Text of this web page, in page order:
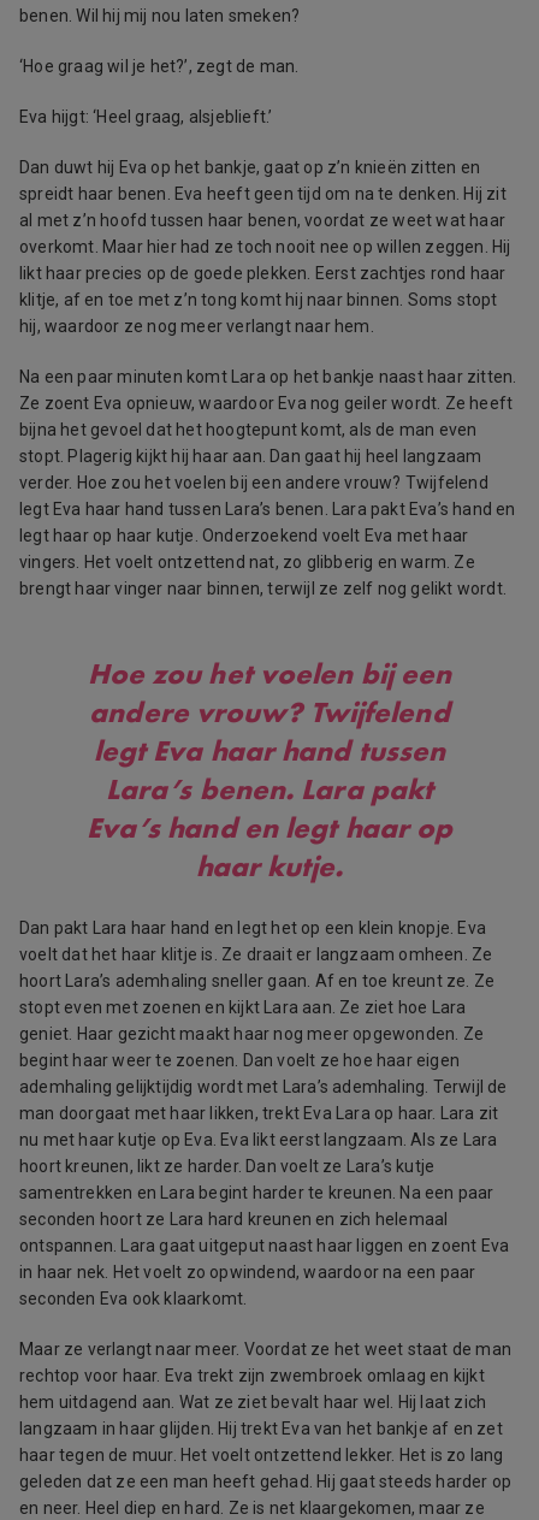
benen. Wil hij mij nou laten smeken?
‘Hoe graag wil je het?’, zegt de man.
Eva hijgt: ‘Heel graag, alsjeblieft.’
Dan duwt hij Eva op het bankje, gaat op z’n knieën zitten en
spreidt haar benen. Eva heeft geen tijd om na te denken. Hij zit
al met z’n hoofd tussen haar benen, voordat ze weet wat haar
overkomt. Maar hier had ze toch nooit nee op willen zeggen. Hij
likt haar precies op de goede plekken. Eerst zachtjes rond haar
klitje, af en toe met z’n tong komt hij naar binnen. Soms stopt
hij, waardoor ze nog meer verlangt naar hem.
Na een paar minuten komt Lara op het bankje naast haar zitten.
Ze zoent Eva opnieuw, waardoor Eva nog geiler wordt. Ze heeft
bijna het gevoel dat het hoogtepunt komt, als de man even
stopt. Plagerig kijkt hij haar aan. Dan gaat hij heel langzaam
verder. Hoe zou het voelen bij een andere vrouw? Twijfelend
legt Eva haar hand tussen Lara’s benen. Lara pakt Eva’s hand en
legt haar op haar kutje. Onderzoekend voelt Eva met haar
vingers. Het voelt ontzettend nat, zo glibberig en warm. Ze
brengt haar vinger naar binnen, terwijl ze zelf nog gelikt wordt.
Hoe zou het voelen bij een
andere vrouw? Twijfelend
legt Eva haar hand tussen
Lara’s benen. Lara pakt
Eva’s hand en legt haar op
haar kutje.
Dan pakt Lara haar hand en legt het op een klein knopje. Eva
voelt dat het haar klitje is. Ze draait er langzaam omheen. Ze
hoort Lara’s ademhaling sneller gaan. Af en toe kreunt ze. Ze
stopt even met zoenen en kijkt Lara aan. Ze ziet hoe Lara
geniet. Haar gezicht maakt haar nog meer opgewonden. Ze
begint haar weer te zoenen. Dan voelt ze hoe haar eigen
ademhaling gelijktijdig wordt met Lara’s ademhaling. Terwijl de
man doorgaat met haar likken, trekt Eva Lara op haar. Lara zit
nu met haar kutje op Eva. Eva likt eerst langzaam. Als ze Lara
hoort kreunen, likt ze harder. Dan voelt ze Lara’s kutje
samentrekken en Lara begint harder te kreunen. Na een paar
seconden hoort ze Lara hard kreunen en zich helemaal
ontspannen. Lara gaat uitgeput naast haar liggen en zoent Eva
in haar nek. Het voelt zo opwindend, waardoor na een paar
seconden Eva ook klaarkomt.
Maar ze verlangt naar meer. Voordat ze het weet staat de man
rechtop voor haar. Eva trekt zijn zwembroek omlaag en kijkt
hem uitdagend aan. Wat ze ziet bevalt haar wel. Hij laat zich
langzaam in haar glijden. Hij trekt Eva van het bankje af en zet
haar tegen de muur. Het voelt ontzettend lekker. Het is zo lang
geleden dat ze een man heeft gehad. Hij gaat steeds harder op
en neer. Heel diep en hard. Ze is net klaargekomen, maar ze